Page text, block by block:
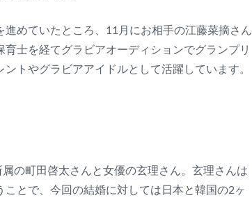
進めていたところ、11月にお相手の江藤菜摘さん
士を経てグラビアオーディションでグランプリ
トやグラビアアイドルとして活躍しています。
の町田啓太さんと女優の玄理さん。玄理さんは
とで、今回の結婚に対しては日本と韓国の2ヶ